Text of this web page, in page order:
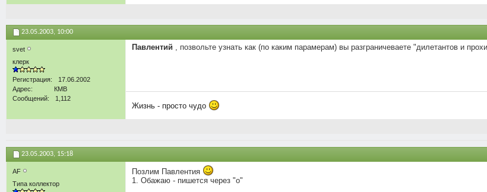
23.05.2003, 10:00
svet
клерк
Регистрация
17.06.2002
Адрес
КМВ
Сообщений
1,112
Павлентий , позвольте узнать как (по каким парамерам) вы разграничеваете "дилетантов и
Жизнь - просто чудо
23.05.2003, 15:18
AF
Типа коллектор
Позлим Павлентия
1. Обажаю - пишется через "о"